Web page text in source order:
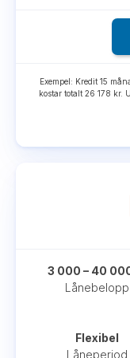
Exempel: Kredit 15
kostar totalt 26 178 kr.
Lånebelopp
3 000 – 40
Låneperiod
Flexibel